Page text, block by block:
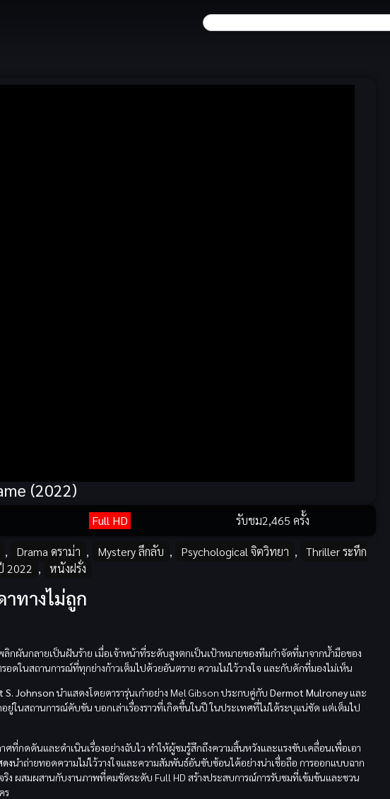
(2022)
Full HD รับชม2,465 ครั้ง
, Drama ดราม่า , Mystery ลึกลับ , Psychological จิตวิทยา ,
Thriller ระทึก
2022 , หนังฝรั่ง
าทางไม่ถูก
กผันกลายเป็นฝันร้าย เมื่อเจ้าหน้าที่ระดับสูงตกเป็นเป้าหมายของทีมกำจัดที่มาจากน้ำมือของ
อดในสถานการณ์ที่ทุกย่างก้าวเต็มไปด้วยอันตราย ความไม่ไว้วางใจ และกับดักที่มองไม่เห็น
S. Johnson นำแสดงโดยดารารุ่นเก๋าอย่าง Mel Gibson ประกบคู่กับ Dermot Mulroneyและ
ในสถานการณ์คับขัน บอกเล่าเรื่องราวที่เกิดขึ้นในปี ในประเทศที่ไม่ได้ระบุแน่ชัด แต่เต็มไป
ศที่กดดันและดำเนินเรื่องอย่างฉับไว ทำให้ผู้ชมรู้สึกถึงความสิ้นหวังและแรงขับเคลื่อนเพื่อเอา
งนำถ่ายทอดความไม่ไว้วางใจและความสัมพันธ์อันซับซ้อนได้อย่างน่าเชื่อถือ การออกแบบฉาก
ง ผสมผสานกับงานภาพที่คมชัดระดับ Full HD สร้างประสบการณ์การรับชมที่เข้มข้นและชวน
ร